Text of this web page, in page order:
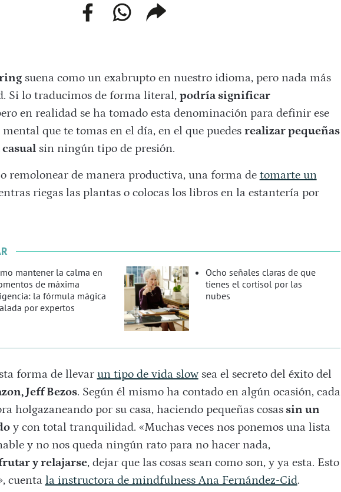
facebookwhatsapp
web
copiar
enlace
suena como un exabrupto en nuestro idioma, pero nada más
Si lo traducimos de forma literal, podría significar
en realidad se ha tomado esta denominación para definir ese
mental que te tomas en el día, en el que puedes realizar pequeñas
sin ningún tipo de presión.
remolonear de manera productiva, una forma de tomarte un
riegas las plantas o colocas los libros en la estantería por
mantener la calma en
de máxima
la fórmula mágica
por expertos
Ocho señales claras de que
tienes el cortisol por las
nubes
forma de llevar un tipo de vida slowsea el secreto del éxito del
Jeff Bezos. Según él mismo ha contado en algún ocasión, cada
holgazaneando por su casa, haciendo pequeñas cosassin un
y con total tranquilidad. «Muchas veces nos ponemos una lista
y no nos queda ningún rato para no hacer nada,
y relajarse, dejar que las cosas sean como son, y ya esta. Esto
cuenta la instructora de mindfulness Ana Fernández-Cid.